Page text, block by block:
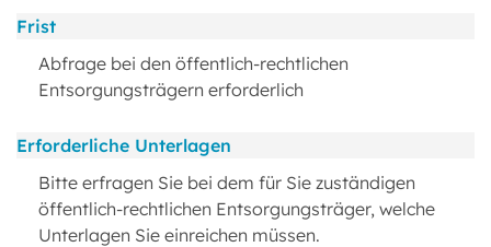
Frist
Abfrage bei den öffentlich-rechtlichen
Entsorgungsträgern erforderlich
Erforderliche Unterlagen
Bitte erfragen Sie bei dem für Sie zuständigen
öffentlich-rechtlichen Entsorgungsträger, welche
Unterlagen Sie einreichen müssen.